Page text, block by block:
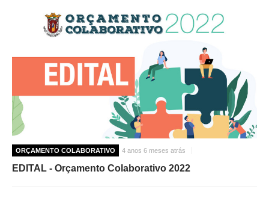
ORÇAMENTO COLABORATIVO 4 anos 6 meses atrás
EDITAL - Orçamento Colaborativo 2022